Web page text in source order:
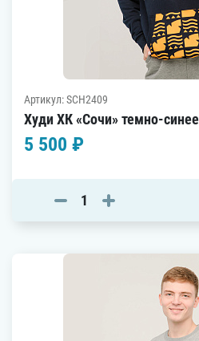
Артикул: SCH2409
Худи ХК «Сочи» темно-синее
5 500 ₽